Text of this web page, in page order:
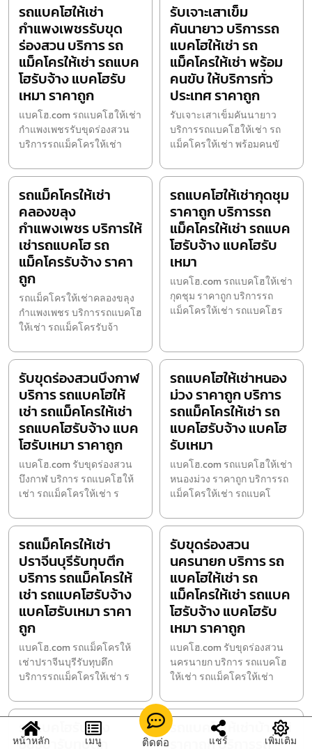
รถแบคโฮให้เช่า
กำแพงเพชรรับขุด
ร่องสวน บริการ รถ
แม็คโครให้เช่า รถแบค
โฮรับจ้าง แบคโฮรับ
เหมา ราคาถูก
แบคโฮ.com รถแบคโฮให้เช่า
กำแพงเพชรรับขุดร่องสวน
บริการรถแม็คโครให้เช่า
รับเจาะเสาเข็ม
คันนายาว บริการรถ
แบคโฮให้เช่า รถ
แม็คโครให้เช่า พร้อม
คนขับ ให้บริการทั่ว
ประเทศ ราคาถูก
รับเจาะเสาเข็มคันนายาว
บริการรถแบคโฮให้เช่า รถ
แม็คโครให้เช่า พร้อมคนขั
รถแม็คโครให้เช่า
คลองขลุง
กำแพงเพชร บริการให้
เช่ารถแบคโฮ รถ
แม็คโครรับจ้าง ราคา
ถูก
รถแม็คโครให้เช่าคลองขลุง
กำแพงเพชร บริการรถแบคโฮ
ให้เช่า รถแม็คโครรับจ้า
รถแบคโฮให้เช่ากุดชุม
ราคาถูก บริการรถ
แม็คโครให้เช่า รถแบค
โฮรับจ้าง แบคโฮรับ
เหมา
แบคโฮ.com รถแบคโฮให้เช่า
กุดชุม ราคาถูก บริการรถ
แม็คโครให้เช่า รถแบคโฮร
รับขุดร่องสวนบึงกาฬ
บริการ รถแบคโฮให้
เช่า รถแม็คโครให้เช่า
รถแบคโฮรับจ้าง แบค
โฮรับเหมา ราคาถูก
แบคโฮ.com รับขุดร่องสวน
บึงกาฬ บริการ รถแบคโฮให้
เช่า รถแม็คโครให้เช่า ร
รถแบคโฮให้เช่าหนอง
ม่วง ราคาถูก บริการ
รถแม็คโครให้เช่า รถ
แบคโฮรับจ้าง แบคโฮ
รับเหมา
แบคโฮ.com รถแบคโฮให้เช่า
หนองม่วง ราคาถูก บริการรถ
แม็คโครให้เช่า รถแบคโ
รถแม็คโครให้เช่า
ปราจีนบุรีรับทุบตึก
บริการ รถแม็คโครให้
เช่า รถแบคโฮรับจ้าง
แบคโฮรับเหมา ราคา
ถูก
แบคโฮ.com รถแม็คโครให้
เช่าปราจีนบุรีรับทุบตึก
บริการรถแม็คโครให้เช่า ร
รับขุดร่องสวน
นครนายก บริการ รถ
แบคโฮให้เช่า รถ
แม็คโครให้เช่า รถแบค
โฮรับจ้าง แบคโฮรับ
เหมา ราคาถูก
แบคโฮ.com รับขุดร่องสวน
นครนายก บริการ รถแบคโฮ
ให้เช่า รถแม็คโครให้เช่า
รถแบคโฮรับจ้าง
อยุธยารับทุบตึก
รถแบคโฮให้เช่าบ้านไผ่
ราคาถูก บริการรถ
หน้าหลัก เมนู ติดต่อ แชร์ เพิ่มเติม